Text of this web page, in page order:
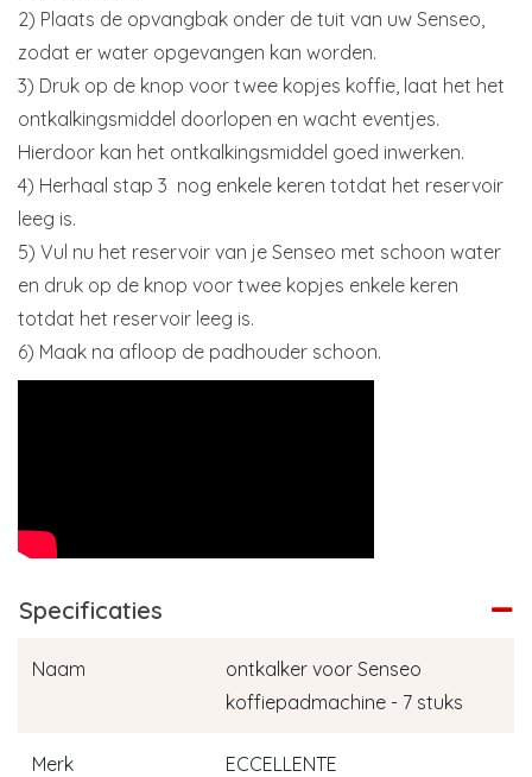
2) Plaats de opvangbak onder de tuit van uw Senseo,
zodat er water opgevangen kan worden.
3) Druk op de knop voor twee kopjes koffie, laat het het
ontkalkingsmiddel doorlopen en wacht eventjes.
Hierdoor kan het ontkalkingsmiddel goed inwerken.
4) Herhaal stap 3 nog enkele keren totdat het reservoir
leeg is.
5) Vul nu het reservoir van je Senseo met schoon water
en druk op de knop voor twee kopjes enkele keren
totdat het reservoir leeg is.
6) Maak na afloop de padhouder schoon.
Specificaties
Naam
ontkalker voor Senseo
koffiepadmachine - 7 stuks
Merk ECCELLENTE